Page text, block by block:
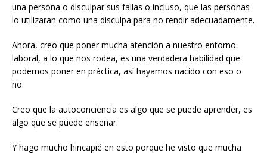
una persona o disculpar sus fallas o incluso, que las personas
lo utilizaran como una disculpa para no rendir adecuadamente.
Ahora, creo que poner mucha atención a nuestro entorno
laboral, a lo que nos rodea, es una verdadera habilidad que
podemos poner en práctica, así hayamos nacido con eso o
no.
Creo que la autoconciencia es algo que se puede aprender, es
algo que se puede enseñar.
Y hago mucho hincapié en esto porque he visto que mucha